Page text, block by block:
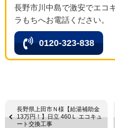
長野市川中島で激安でエコ
ラもちへお電話ください。
0120-323-838
長野県上田市Ｎ様【給湯補助金
13万円！】日立 460Ｌ エコキュ
ート交換工事